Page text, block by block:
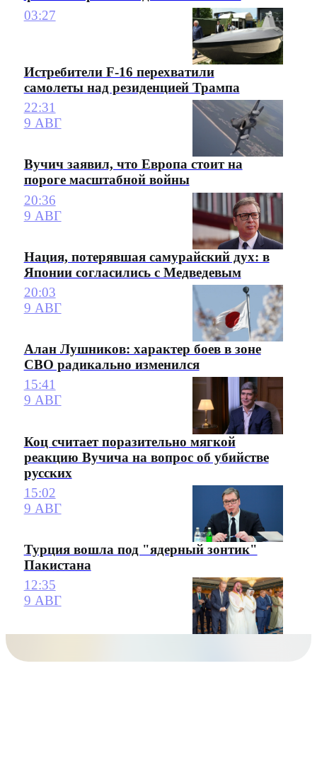
03:27
Истребители F-16 перехватили
самолеты над резиденцией Трампа
22:31
9 АВГ
Вучич заявил, что Европа стоит на
пороге масштабной войны
20:36
9 АВГ
Нация, потерявшая самурайский дух: в
Японии согласились с Медведевым
20:03
9 АВГ
Алан Лушников: характер боев в зоне
СВО радикально изменился
15:41
9 АВГ
Коц считает поразительно мягкой
реакцию Вучича на вопрос об убийстве
русских
15:02
9 АВГ
Турция вошла под "ядерный зонтик"
Пакистана
12:35
9 АВГ